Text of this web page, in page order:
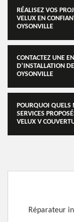
RÉALISEZ VOS
VELUX EN
OYSONVILLE
CONTACTEZ UNE
D’INSTALLATION
OYSONVILLE
POURQUOI QUELS
SERVICES
VELUX V
Réparateur